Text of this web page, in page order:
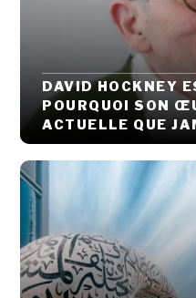
DAVID HOCKNEY
POURQUOI SON
ACTUELLE QUE